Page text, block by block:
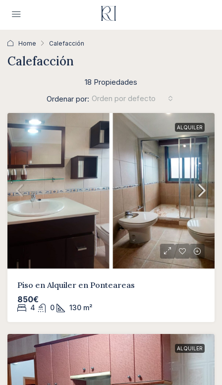
Home Calefacción
Calefacción
18 Propiedades
Ordenar por: Orden por defecto
ALQUILER
Piso en Alquiler en Ponteareas
850€
4 0 130 m²
ALQUILER